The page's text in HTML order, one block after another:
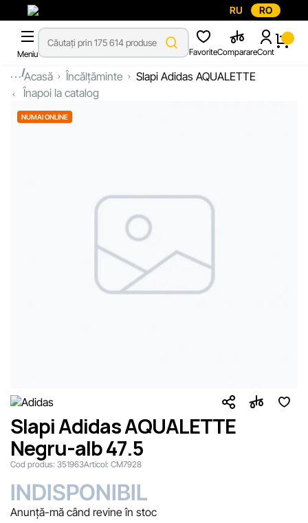
RU RO
Meniu FavoriteComparareCont
...Acasă Încălțăminte
Slapi Adidas AQUALETTE
Înapoi la catalog
NUMAI ONLINE
Slapi Adidas AQUALETTE
Negru-alb 47.5
Cod produs: 351963Articol: CM7928
INDISPONIBIL
Anunță-mă când revine în stoc